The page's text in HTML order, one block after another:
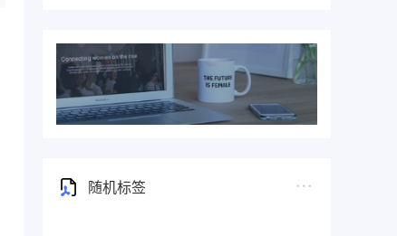
随机标签